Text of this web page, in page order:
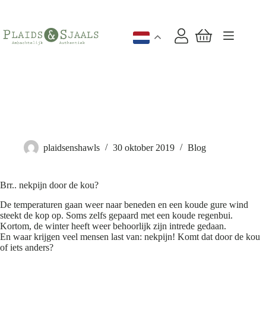
inhoud
Winkelwagen
plaidsenshawls 30 oktober 2019 Blog
Brr.. nekpijn door de kou?
De temperaturen gaan weer naar beneden en een koude gure wind
steekt de kop op. Soms zelfs gepaard met een koude regenbui.
Kortom, de winter heeft weer behoorlijk zijn intrede gedaan.
En waar krijgen veel mensen last van: nekpijn! Komt dat door de kou
of iets anders?